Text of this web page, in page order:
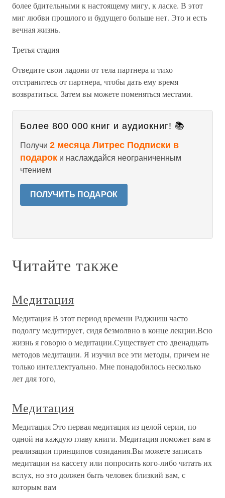
более бдительными к настоящему мигу, к ласке. В этот
миг любви прошлого и будущего больше нет. Это и есть
вечная жизнь.
Третья стадия
Отведите свои ладони от тела партнера и тихо
отстранитесь от партнера, чтобы дать ему время
возвратиться. Затем вы можете поменяться местами.
Более 800 000 книг и аудиокниг! 📚
Получи 2 месяца Литрес Подписки в
подарок и наслаждайся неограниченным
чтением
ПОЛУЧИТЬ ПОДАРОК
Читайте также
Медитация
Медитация В этот период времени Раджниш часто
подолгу медитирует, сидя безмолвно в конце лекции.Всю
жизнь я говорю о медитации.Существует сто двенадцать
методов медитации. Я изучил все эти методы, причем не
только интеллектуально. Мне понадобилось несколько
лет для того,
Медитация
Медитация Это первая медитация из целой серии, по
одной на каждую главу книги. Медитация поможет вам в
реализации принципов созидания.Вы можете записать
медитации на кассету или попросить кого-либо читать их
вслух, но это должен быть человек близкий вам, с
которым вам